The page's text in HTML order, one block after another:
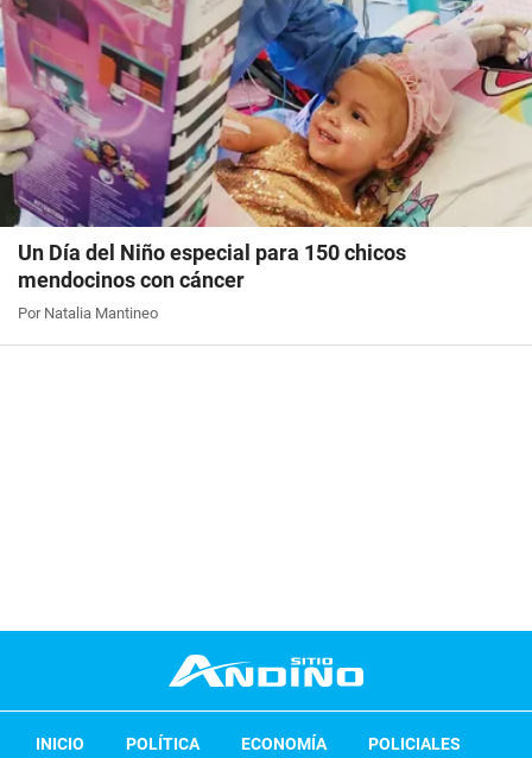
Un Día del Niño especial para 150 chicos
mendocinos con cáncer
Por Natalia Mantineo
INICIO POLÍTICA ECONOMÍA POLICIALES